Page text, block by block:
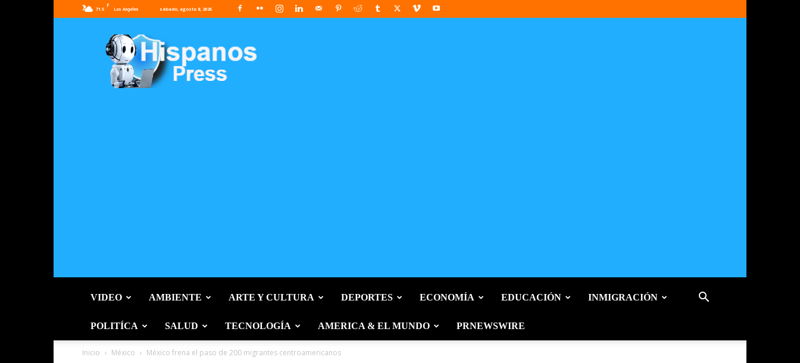
71.5
F
Los Angeles sábado, agosto 8, 2026
Press
VIDEO AMBIENTE ARTE Y CULTURA DEPORTES ECONOMÍA EDUCACIÓN INMIGRACIÓN
POLITÍCA SALUD TECNOLOGÍA AMERICA & EL MUNDO PRNEWSWIRE
Inicio México México frena el paso de 200 migrantes centroamericanos